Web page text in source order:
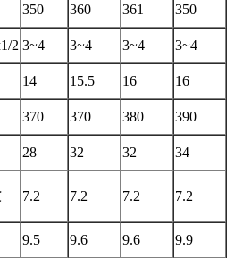
350 360 361
350
2 3~4 3~4 3~4
3~4
14 15.5 16
16
370 370 380
390
28 32 32
34
7.2 7.2 7.2 7.2
9.5 9.6 9.6
9.9